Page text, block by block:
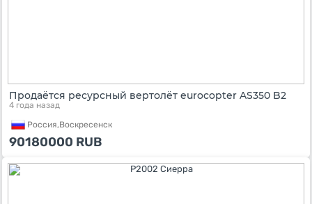
Продаётся ресурсный вертолёт eurocopter AS350 B2
4 года назад
Россия,Воскресенск
90180000 RUB